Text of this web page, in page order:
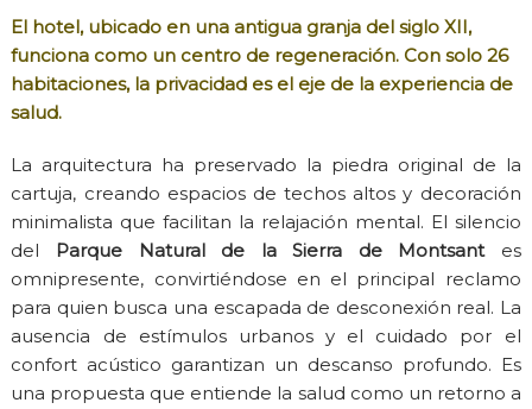
El hotel, ubicado en una antigua granja del siglo XII,
funciona como un centro de regeneración. Con solo 26
habitaciones, la privacidad es el eje de la experiencia de
salud.
La arquitectura ha preservado la piedra original de la
cartuja, creando espacios de techos altos y decoración
minimalista que facilitan la relajación mental. El silencio
del
Parque Natural de la Sierra de Montsantes
omnipresente, convirtiéndose en el principal reclamo
para quien busca una escapada de desconexión real. La
ausencia de estímulos urbanos y el cuidado por el
confort acústico garantizan un descanso profundo. Es
una propuesta que entiende la salud como un retorno a